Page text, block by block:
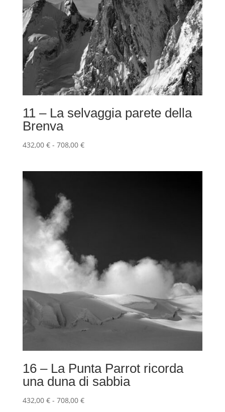
11 – La selvaggia parete della
Brenva
432,00 € - 708,00 €Fascia
16 – La Punta Parrot ricorda
una duna di sabbia
432,00 € - 708,00 €Fascia